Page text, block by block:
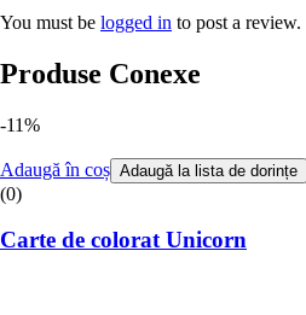
You must be logged in to post a review.
Produse Conexe
-11%
Adaugă în coș Adaugă la lista de dorințe
(0)
Carte de colorat Unicorn